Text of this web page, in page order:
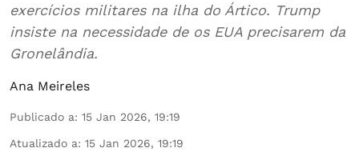
exercícios militares na ilha do Ártico. Trump
insiste na necessidade de os EUA precisarem da
Gronelândia.
Ana Meireles
Publicado a: 15 Jan 2026, 19:19
Atualizado a: 15 Jan 2026, 19:19